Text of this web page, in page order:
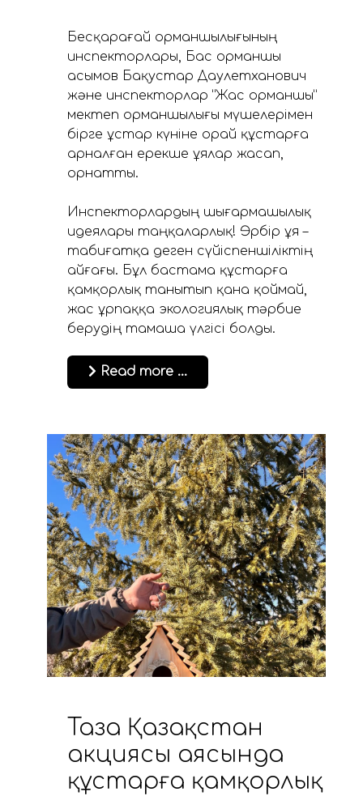
Бесқарағай орманшылығының
инспекторлары, Бас орманшы
Қасымов Бақустар Даулетханович
және инспекторлар ”Жас орманшы”
мектеп орманшылығы мүшелерімен
бірге Құстар күніне орай құстарға
арналған ерекше ұялар жасап,
орнатты.
Инспекторлардың шығармашылық
идеялары таңқаларлық! Әрбір ұя –
табиғатқа деген сүйіспеншіліктің
айғағы. Бұл бастама құстарға
қамқорлық танытып қана қоймай,
жас ұрпаққа экологиялық тәрбие
берудің тамаша үлгісі болды.
Read more …
Таза Қазақстан
акциясы аясында
құстарға қамқорлық